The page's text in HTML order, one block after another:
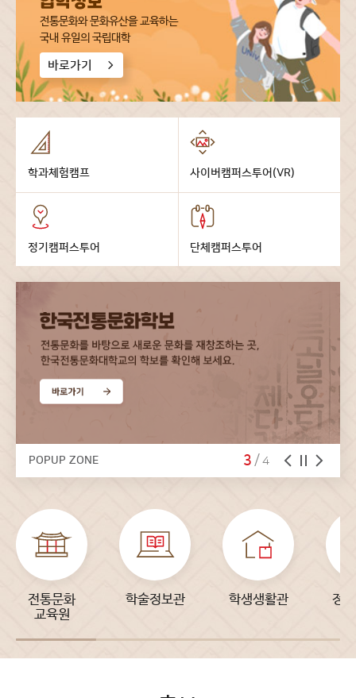
전통문화와 문화유산을 교육하는
국내 유일의 국립대학
바로가기
학과체험캠프 사이버캠퍼스투어(VR)
정기캠퍼스투어 단체캠퍼스투어
POPUP ZONE 3 /4
전통문화
교육원
학술정보관 학생생활관 정